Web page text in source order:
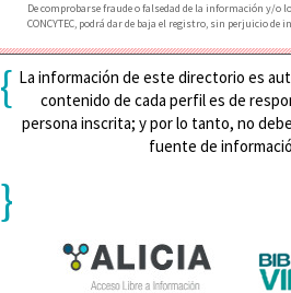
De comprobarse fraude o falsedad de la información y/o
CONCYTEC, podrá dar de baja el registro, sin perjuicio
{ La información de este directorio es
contenido de cada perfil es de
persona inscrita; y por lo tanto, no
fuente de
}